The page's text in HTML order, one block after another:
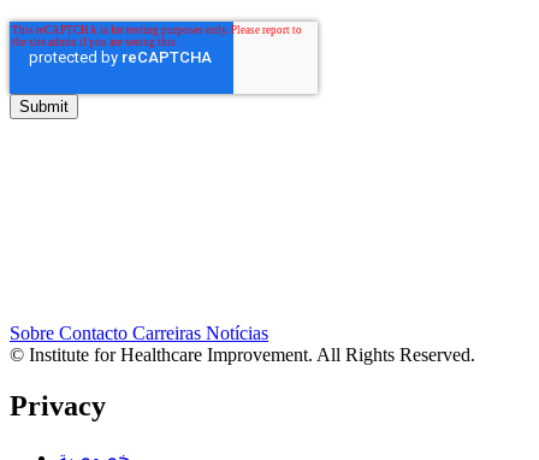
Sobre Contacto Carreiras Notícias
© Institute for Healthcare Improvement. All Rights Reserved.
Privacy